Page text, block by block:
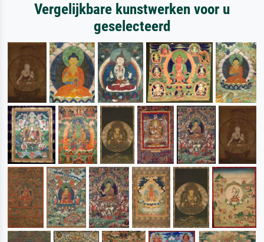
Vergelijkbare kunstwerken voor u
geselecteerd